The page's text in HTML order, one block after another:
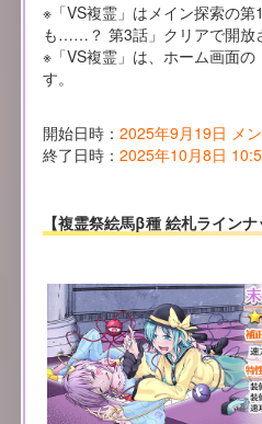
※「VS複霊」はメイン探索の
も……？ 第3話」クリアで開放
※「VS複霊」は、ホーム画面の
す。
開始日時： 2025年9月19日 メ
終了日時： 2025年10月8日
【複霊祭絵馬β種 絵札ラインナ